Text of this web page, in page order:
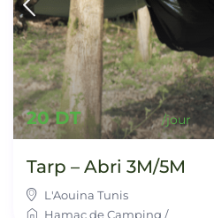
20 DT
Tarp – Abri 3M/5M
L'Aouina Tunis
Hamac de Camping /